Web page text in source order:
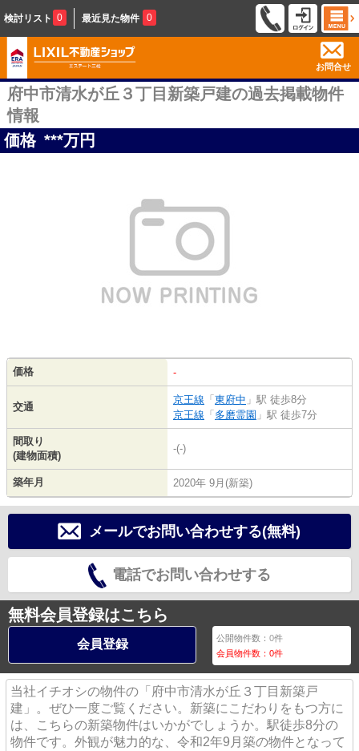
検討リスト 0 最近見た物件 0
お問合せ
府中市清水が丘３丁目新築戸建の過去掲載物件
情報
価格 ***万円
価格 -
交通
京王線 「 東府中 」駅 徒歩8分
京王線 「 多磨霊園 」駅 徒歩7分
間取り
(建物面積)
-(-)
築年月 2020年 9月(新築)
メールでお問い合わせする(無料)
電話でお問い合わせする
無料会員登録はこちら
会員登録 公開物件数：0件
会員物件数：0件
当社イチオシの物件の「府中市清水が丘３丁目新築戸
建」。ぜひ一度ご覧ください。新築にこだわりをもつ方に
は、こちらの新築物件はいかがでしょうか。駅徒歩8分の
物件です。外観が魅力的な、令和2年9月築の物件となって